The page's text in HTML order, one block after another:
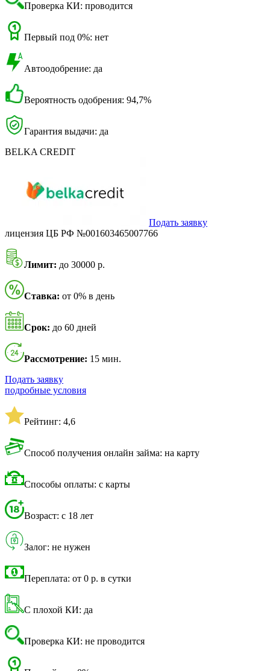
Проверка КИ: проводится
Первый под 0%: нет
Автоодобрение: да
Вероятность одобрения: 94,7%
Гарантия выдачи: да
BELKA CREDIT
Подать заявку
лицензия ЦБ РФ №001603465007766
Лимит: до 30000 р.
Ставка: от 0% в день
Срок: до 60 дней
Рассмотрение: 15 мин.
Подать заявку
подробные условия
Рейтинг: 4,6
Способ получения онлайн займа: на карту
Способы оплаты: с карты
Возраст: с 18 лет
Залог: не нужен
Переплата: от 0 р. в сутки
С плохой КИ: да
Проверка КИ: не проводится